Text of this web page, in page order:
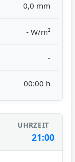
0,0 mm
- W/m²
-
00:00 h
21:00